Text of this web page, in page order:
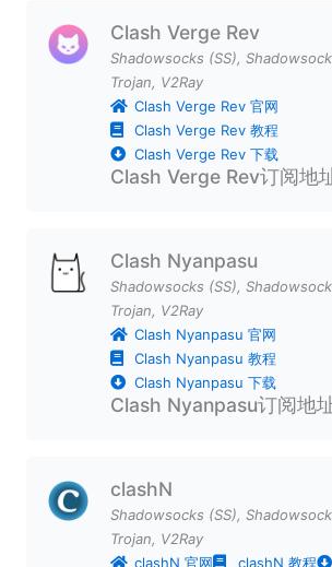
Clash Verge Rev
Shadowsocks (SS),
Trojan, V2Ray
Clash Verge Rev 官网
Clash Verge Rev 教程
Clash Verge Rev 下载
Clash Verge Rev订阅地
Clash Nyanpasu
Shadowsocks (SS),
Trojan, V2Ray
Clash Nyanpasu 官网
Clash Nyanpasu 教程
Clash Nyanpasu 下载
Clash Nyanpasu订阅地
clashN
Shadowsocks (SS),
Trojan, V2Ray
clashN 官网
clashN 教程